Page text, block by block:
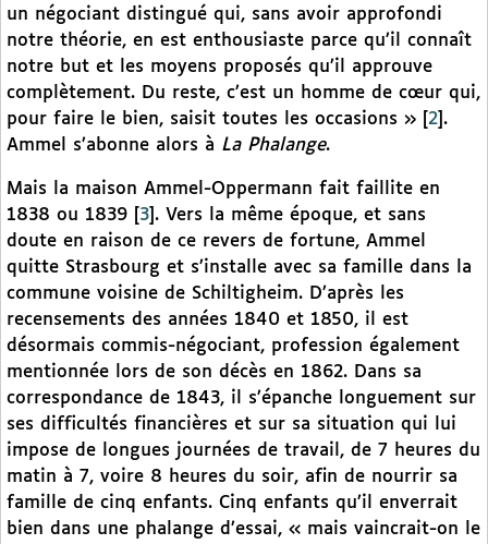
un négociant distingué qui, sans avoir approfondi
notre théorie, en est enthousiaste parce qu’il connaît
notre but et les moyens proposés qu’il approuve
complètement. Du reste, c’est un homme de cœur qui,
pour faire le bien, saisit toutes les occasions »
2 .
Ammel s’abonne alors à La Phalange.
Mais la maison Ammel-Oppermann fait faillite en
1838 ou 1839
3 . Vers la même époque, et sans
doute en raison de ce revers de fortune, Ammel
quitte Strasbourg et s’installe avec sa famille dans la
commune voisine de Schiltigheim. D’après les
recensements des années 1840 et 1850, il est
désormais commis-négociant, profession également
mentionnée lors de son décès en 1862. Dans sa
correspondance de 1843, il s’épanche longuement sur
ses difficultés financières et sur sa situation qui lui
impose de longues journées de travail, de 7 heures du
matin à 7, voire 8 heures du soir, afin de nourrir sa
famille de cinq enfants. Cinq enfants qu’il enverrait
bien dans une phalange d’essai, « mais vaincrait-on le